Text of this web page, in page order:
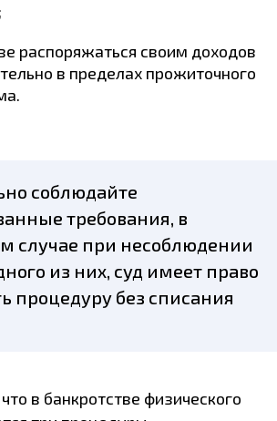
распоряжаться своим доходов
в пределах прожиточного
соблюдайте
требования, в
случае при несоблюдении
из них, суд имеет право
процедуру без списания
в банкротстве физического